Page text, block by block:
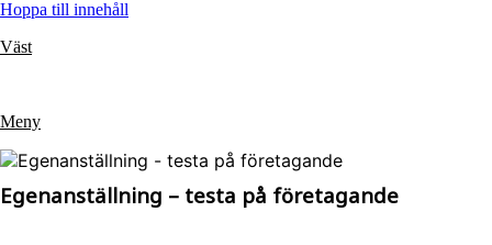
Hoppa till innehåll
Väst
Meny
Egenanställning – testa på företagande